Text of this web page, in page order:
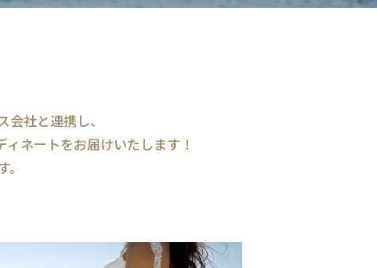
社と連携し、
ネートをお届けいたします！